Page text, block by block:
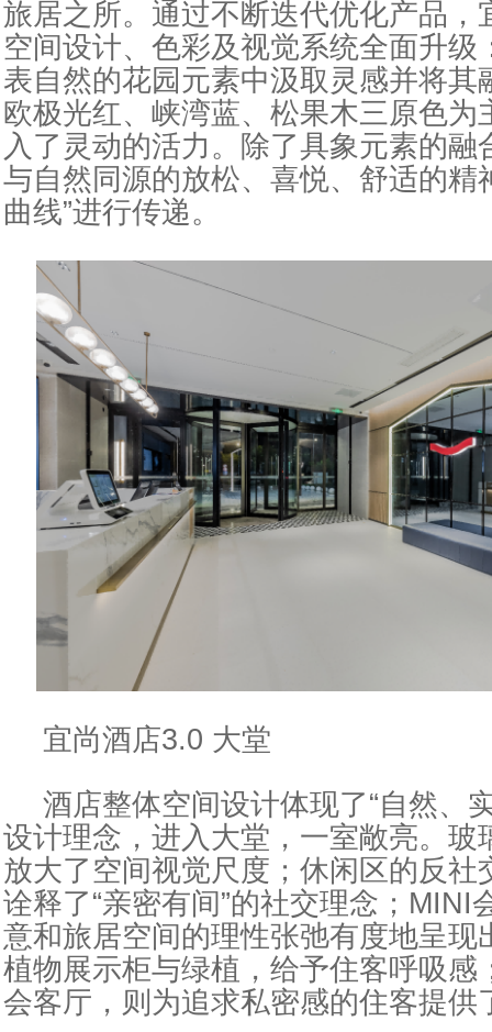
旅居之所。通过不断迭代优化产品，
空间设计、色彩及视觉系统全面升级
表自然的花园元素中汲取灵感并将其
欧极光红、峡湾蓝、松果木三原色为
入了灵动的活力。除了具象元素的融
与自然同源的放松、喜悦、舒适的精
曲线”进行传递。
宜尚酒店3.0 大堂
酒店整体空间设计体现了“自然、
设计理念，进入大堂，一室敞亮。玻
放大了空间视觉尺度；休闲区的反社
诠释了“亲密有间”的社交理念；MINI
意和旅居空间的理性张弛有度地呈现
植物展示柜与绿植，给予住客呼吸感
会客厅，则为追求私密感的住客提供